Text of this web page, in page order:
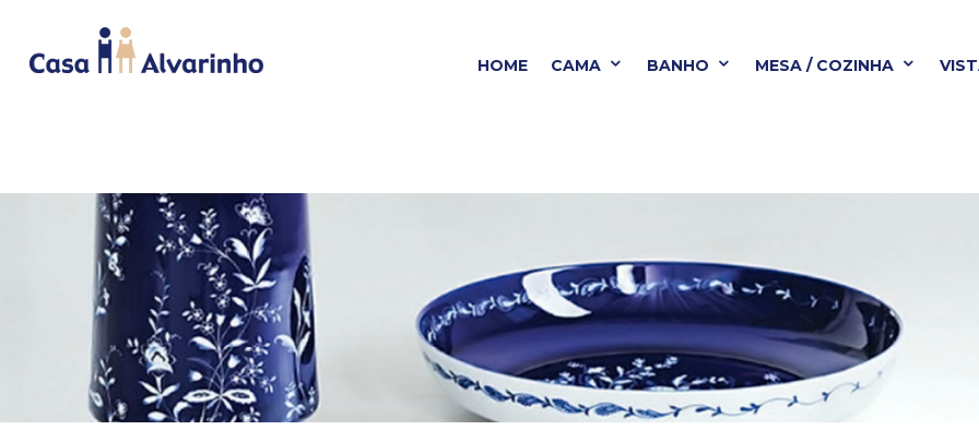
HOME CAMA BANHO MESA / COZINHA